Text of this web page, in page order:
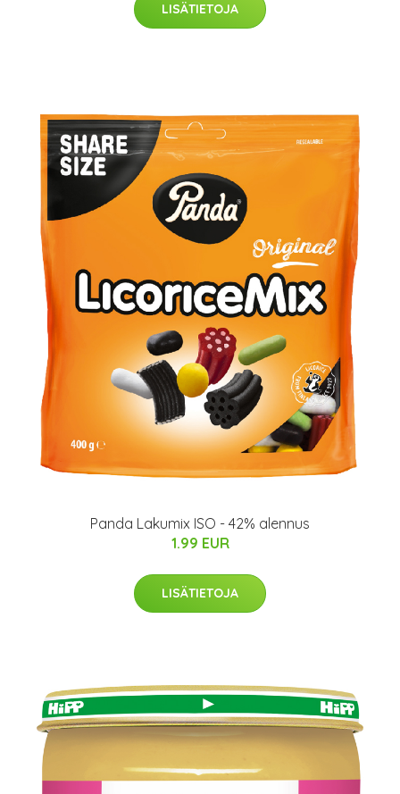
LISÄTIETOJA
Panda Lakumix ISO - 42% alennus
1.99 EUR
LISÄTIETOJA